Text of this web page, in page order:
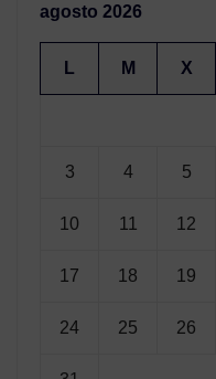
agosto 2026
L M X
3 4 5
10 11 12
17 18 19
24 25 26